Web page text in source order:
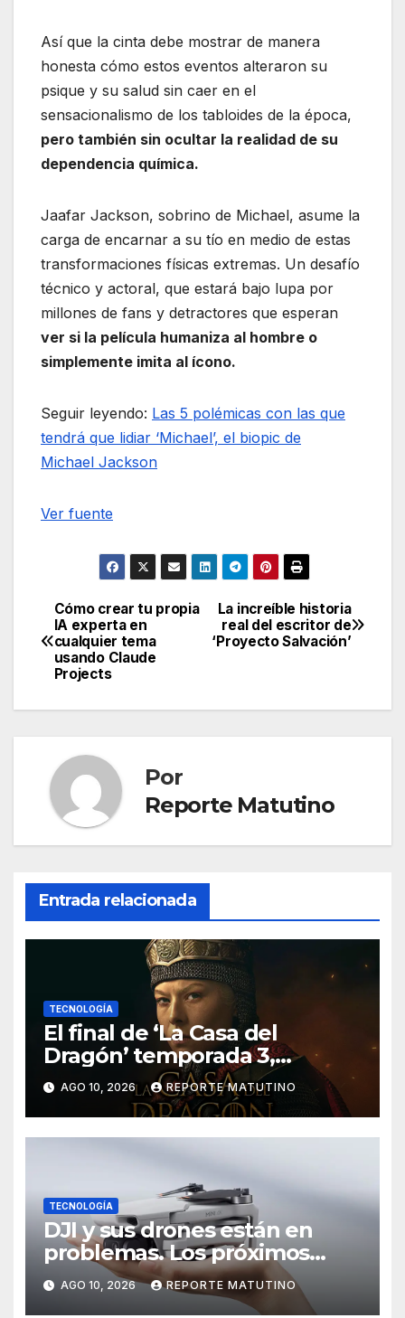
Así que la cinta debe mostrar de manera
honesta cómo estos eventos alteraron su
psique y su salud sin caer en el
sensacionalismo de los tabloides de la época,
pero también sin ocultar la realidad de su
dependencia química.
Jaafar Jackson, sobrino de Michael, asume la
carga de encarnar a su tío en medio de estas
transformaciones físicas extremas. Un desafío
técnico y actoral, que estará bajo lupa por
millones de fans y detractores que esperan
ver si la película humaniza al hombre o
simplemente imita al ícono.
Seguir leyendo: Las 5 polémicas con las que
tendrá que lidiar ‘Michael’, el biopic de
Michael Jackson
Ver fuente
Navegación
de
entradas
La increíble historia
real del escritor de
‘Proyecto Salvación’
Cómo crear tu propia
IA experta en
cualquier tema
usando Claude
Projects
Por
Reporte Matutino
Entrada relacionada
TECNOLOGÍA
El final de ‘La Casa del
Dragón’ temporada 3,
explicado: ¿Quién muere y
qué pasa con el Trono de
Hierro?
AGO 10, 2026 REPORTE MATUTINO
TECNOLOGÍA
DJI y sus drones están en
problemas. Los próximos
modelos podrían ser más
difíciles de volar
AGO 10, 2026 REPORTE MATUTINO